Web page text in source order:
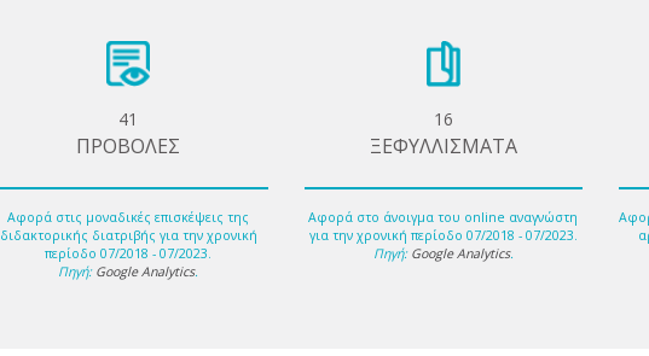
41
ΠΡΟΒΟΛΕΣ
Αφορά στις μοναδικές επισκέψεις της
διδακτορικής διατριβής για την χρονική
περίοδο 07/2018 - 07/2023.
Πηγή: Google Analytics.
16
ΞΕΦΥΛΛΙΣΜΑΤΑ
Αφορά στο άνοιγμα του online αναγνώστη
για την χρονική περίοδο 07/2018 - 07/2023.
Πηγή: Google Analytics.